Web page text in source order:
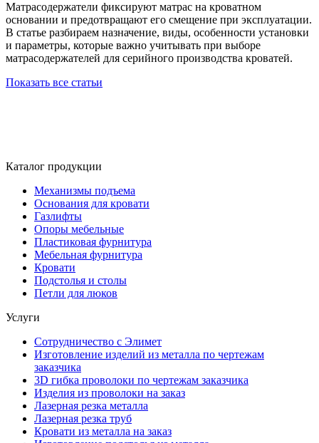
Матрасодержатели фиксируют матрас на кроватном
основании и предотвращают его смещение при эксплуатации.
В статье разбираем назначение, виды, особенности установки
и параметры, которые важно учитывать при выборе
матрасодержателей для серийного производства кроватей.
Показать все статьи
Каталог продукции
Механизмы подъема
Основания для кровати
Газлифты
Опоры мебельные
Пластиковая фурнитура
Мебельная фурнитура
Кровати
Подстолья и столы
Петли для люков
Услуги
Сотрудничество с Элимет
Изготовление изделий из металла по чертежам
заказчика
3D гибка проволоки по чертежам заказчика
Изделия из проволоки на заказ
Лазерная резка металла
Лазерная резка труб
Кровати из металла на заказ